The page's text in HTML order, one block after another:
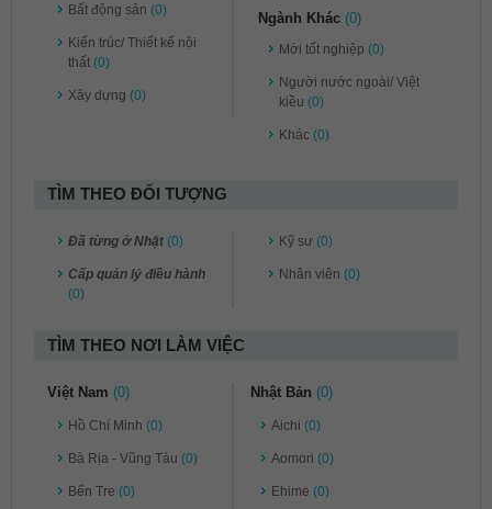
Bất động sản (0)
Kiến trúc/ Thiết kế nội
thất (0)
Xây dựng (0)
Ngành Khác (0)
Mới tốt nghiệp (0)
Người nước ngoài/ Việt
kiều (0)
Khác (0)
TÌM THEO ĐỐI TƯỢNG
Đã từng ở Nhật (0)
Cấp quản lý điều hành
(0)
Kỹ sư (0)
Nhân viên (0)
TÌM THEO NƠI LÀM VIỆC
Việt Nam (0)
Hồ Chí Minh (0)
Bà Rịa - Vũng Tàu (0)
Bến Tre (0)
Nhật Bản (0)
Aichi (0)
Aomori (0)
Ehime (0)